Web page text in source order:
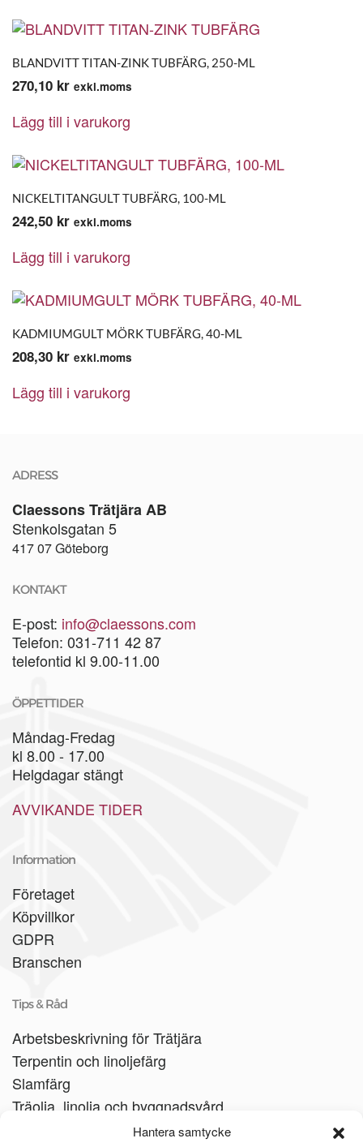
Hantera samtycke
BLANDVITT TITAN-ZINK TUBFÄRG, 250-ML
270,10 kr exkl.moms
Lägg till i varukorg
NICKELTITANGULT TUBFÄRG, 100-ML
242,50 kr exkl.moms
Lägg till i varukorg
KADMIUMGULT MÖRK TUBFÄRG, 40-ML
208,30 kr exkl.moms
Lägg till i varukorg
ADRESS
Claessons Trätjära AB
Stenkolsgatan 5
417 07 Göteborg
KONTAKT
E-post: info@claessons.com
Telefon: 031-711 42 87
telefontid kl 9.00-11.00
ÖPPETTIDER
Måndag-Fredag
kl 8.00 - 17.00
Helgdagar stängt
AVVIKANDE TIDER
Information
Företaget
Köpvillkor
GDPR
Branschen
Tips & Råd
Arbetsbeskrivning för Trätjära
Terpentin och linoljefärg
Slamfärg
Träolja, linolja och byggnadsvård